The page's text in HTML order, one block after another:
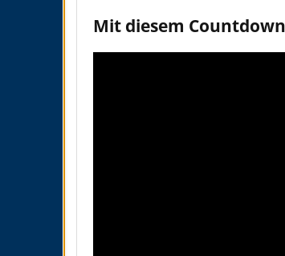
Mit diesem